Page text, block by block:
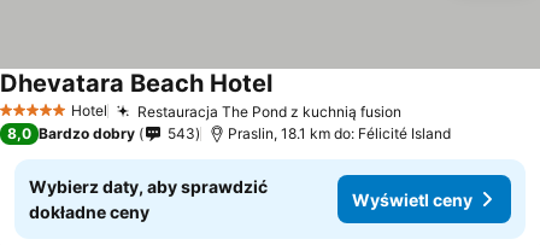
5 KategoriaHotel Restauracja The Pond z kuchnią fusion
Dhevatara Beach Hotel
8,0 Bardzo dobry 543 Praslin, 18.1 km do: Félicité Island
Wybierz daty, aby sprawdzić
dokładne ceny
Wyświetl ceny